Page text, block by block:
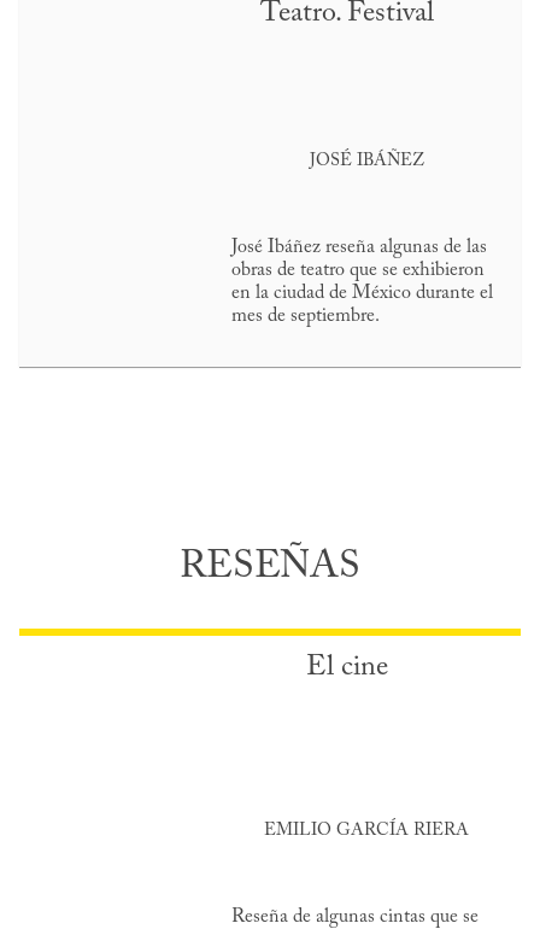
Teatro. Festival
JOSÉ IBÁÑEZ
José Ibáñez reseña algunas de las
obras de teatro que se exhibieron
en la ciudad de México durante el
mes de septiembre.
RESEÑAS
El cine
EMILIO GARCÍA RIERA
Reseña de algunas cintas que se